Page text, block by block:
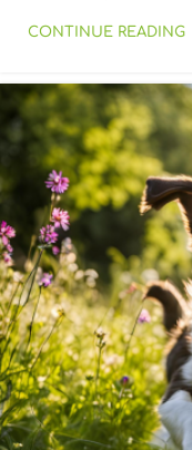
CONTINUE READING